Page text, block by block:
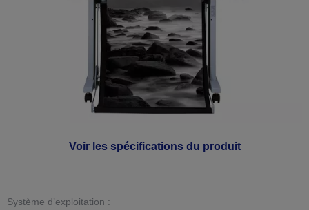
Voir les spécifications du produit
Système d’exploitation :